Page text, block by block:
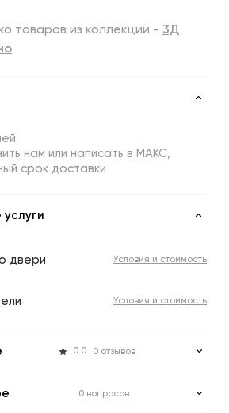
товаров из коллекции - 3Д
нам или написать в МАКС,
срок доставки
двери Условия и стоимость
Условия и стоимость
0.0 0 отзывов
0 вопросов